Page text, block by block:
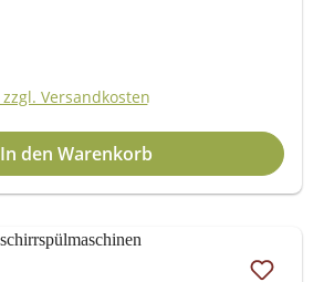
Versandkosten
In den Warenkorb